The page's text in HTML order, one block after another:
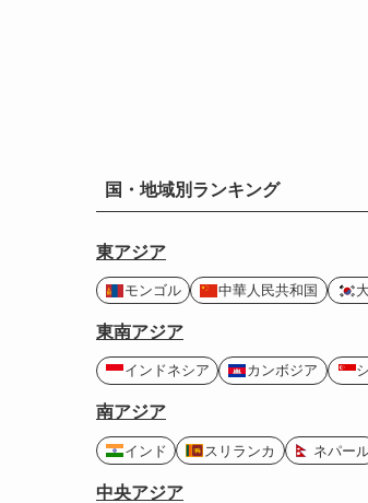
国・地域別ランキング
東アジア
モンゴル 中華人民共和国
東南アジア
インドネシア カンボジア
南アジア
インド スリランカ ネパー
中央アジア